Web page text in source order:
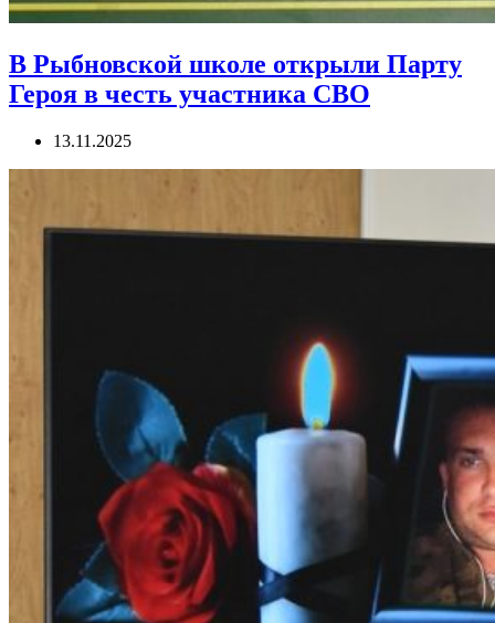
В Рыбновской школе открыли Парту
Героя в честь участника СВО
13.11.2025